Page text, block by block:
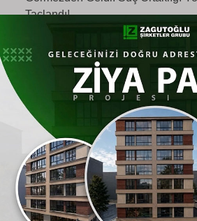
Taçlandı!
Tepebaşı Belediyesi'nde
Son olarak düzenlenen
toplantısında, AK Parti
Ertok’un kürsüden
"vandalizm" dosyası,
kriz sarmalına nasıl
niteliğinde. Kent genelinde
yolsuzluk soruşturması
cezaevinde tutuklu bulunan